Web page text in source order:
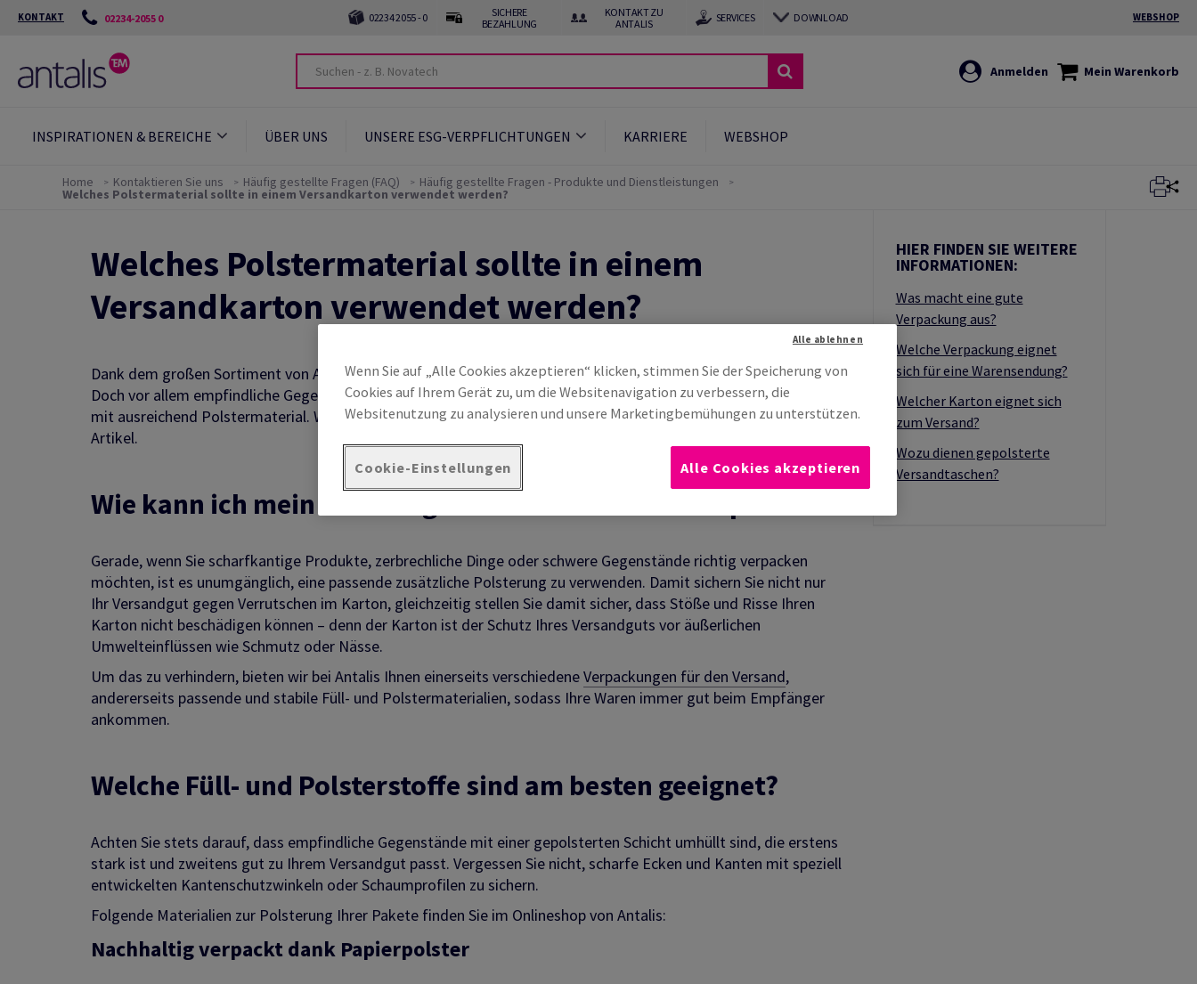
KONTAKT 02234-2055 0 02234 2055 - 0
SICHERE
BEZAHLUNG
KONTAKT ZU
ANTALIS
SERVICES DOWNLOAD WEBSHOP
Anmelden Mein Warenkorb
INSPIRATIONEN & BEREICHE ÜBER UNS UNSERE ESG-VERPFLICHTUNGEN KARRIERE WEBSHOP
Home Kontaktieren Sie uns Häufig gestellte Fragen (FAQ) Häufig gestellte Fragen - Produkte und Dienstleistungen
Welches Polstermaterial sollte in einem Versandkarton verwendet werden?
Welches Polstermaterial sollte in einem
Versandkarton verwendet werden?
Dank dem großen Sortiment von Antalis, ist es kein Problem mehr, die richtige Versandverpackung zu finden.
Doch vor allem empfindliche Gegenstände möchten während dem Versandweg gut geschützt sein – am besten
mit ausreichend Polstermaterial. Wie sie den Leerraum in Ihrem Karton effektiv polstern, erfahren Sie in diesem
Artikel.
Wie kann ich mein Versandgut besonders sicher verpacken?
Gerade, wenn Sie scharfkantige Produkte, zerbrechliche Dinge oder schwere Gegenstände richtig verpacken
möchten, ist es unumgänglich, eine passende zusätzliche Polsterung zu verwenden. Damit sichern Sie nicht nur
Ihr Versandgut gegen Verrutschen im Karton, gleichzeitig stellen Sie damit sicher, dass Stöße und Risse Ihren
Karton nicht beschädigen können – denn der Karton ist der Schutz Ihres Versandguts vor äußerlichen
Umwelteinflüssen wie Schmutz oder Nässe.
Um das zu verhindern, bieten wir bei Antalis Ihnen einerseits verschiedeneVerpackungen für den Versand,
andererseits passende und stabile Füll- und Polstermaterialien, sodass Ihre Waren immer gut beim Empfänger
ankommen.
Welche Füll- und Polsterstoffe sind am besten geeignet?
Achten Sie stets darauf, dass empfindliche Gegenstände mit einer gepolsterten Schicht umhüllt sind, die erstens
stark ist und zweitens gut zu Ihrem Versandgut passt. Vergessen Sie nicht, scharfe Ecken und Kanten mit speziell
entwickelten Kantenschutzwinkeln oder Schaumprofilen zu sichern.
Folgende Materialien zur Polsterung Ihrer Pakete finden Sie im Onlineshop von Antalis:
Nachhaltig verpackt dank Papierpolster
HIER FINDEN SIE WEITERE
INFORMATIONEN:
Was macht eine gute
Verpackung aus?
Welche Verpackung eignet
sich für eine Warensendung?
Welcher Karton eignet sich
zum Versand?
Wozu dienen gepolsterte
Versandtaschen?
Wenn Sie auf „Alle Cookies akzeptieren“ klicken, stimmen Sie der Speicherung von
Cookies auf Ihrem Gerät zu, um die Websitenavigation zu verbessern, die
Websitenutzung zu analysieren und unsere Marketingbemühungen zu unterstützen.
Cookie-Einstellungen
Alle ablehnen
Alle Cookies akzeptieren